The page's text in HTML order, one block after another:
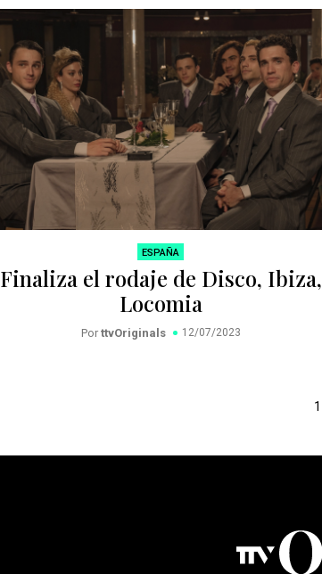
ESPAÑA
Finaliza el rodaje de Disco, Ibiza,
Locomia
Por ttvOriginals 12/07/2023
1